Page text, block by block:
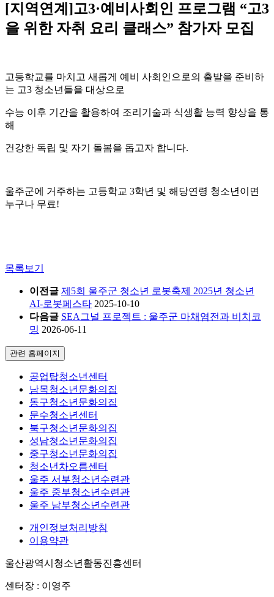
[지역연계]고3·예비사회인 프로그램 “고3
을 위한 자취 요리 클래스” 참가자 모집
고등학교를 마치고 새롭게 예비 사회인으로의 출발을 준비하
는 고3 청소년들을 대상으로
수능 이후 기간을 활용하여 조리기술과 식생활 능력 향상을 통
해
건강한 독립 및 자기 돌봄을 돕고자 합니다.
울주군에 거주하는 고등학교 3학년 및 해당연령 청소년이면
누구나 무료!
목록보기
이전글 제5회 울주군 청소년 로봇축제 2025년 청소년
AI-로봇페스타 2025-10-10
다음글 SEA그널 프로젝트 : 울주군 마채염전과 비치코
밍 2026-06-11
관련 홈페이지
공업탑청소년센터
남목청소년문화의집
동구청소년문화의집
문수청소년센터
북구청소년문화의집
성남청소년문화의집
중구청소년문화의집
청소년차오름센터
울주 서부청소년수련관
울주 중부청소년수련관
울주 남부청소년수련관
개인정보처리방침
이용약관
울산광역시청소년활동진흥센터
센터장 : 이영주